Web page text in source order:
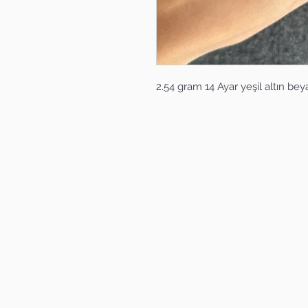
2.54 gram 14 Ayar yeşil altın